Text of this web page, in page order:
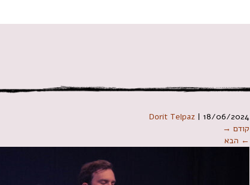
Dorit Telpaz | 18/06/2024
קודם →
← הבא